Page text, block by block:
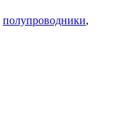
полупроводники,